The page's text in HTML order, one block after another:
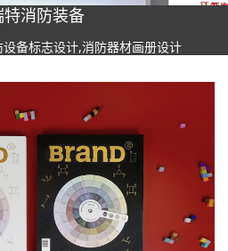
特消防装备
备标志设计,消防器材画册设计